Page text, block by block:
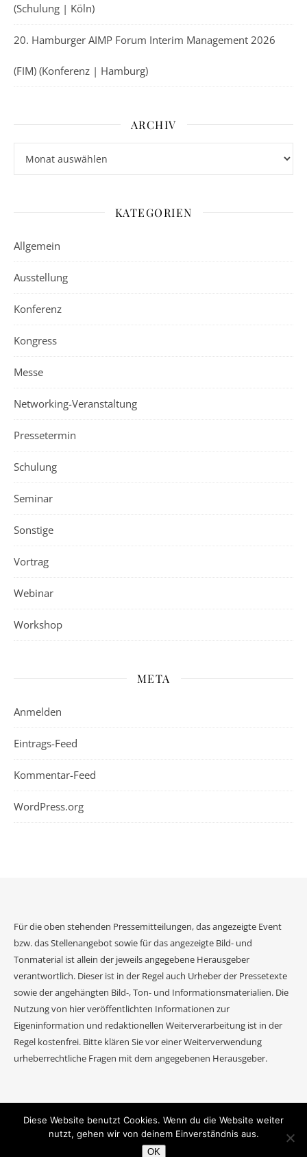
(Schulung | Köln)
20. Hamburger AIMP Forum Interim Management 2026
(FIM) (Konferenz | Hamburg)
ARCHIV
KATEGORIEN
Allgemein
Ausstellung
Konferenz
Kongress
Messe
Networking-Veranstaltung
Pressetermin
Schulung
Seminar
Sonstige
Vortrag
Webinar
Workshop
META
Anmelden
Eintrags-Feed
Kommentar-Feed
WordPress.org
Für die oben stehenden Pressemitteilungen, das angezeigte Event
bzw. das Stellenangebot sowie für das angezeigte Bild- und
Tonmaterial ist allein der jeweils angegebene Herausgeber
verantwortlich. Dieser ist in der Regel auch Urheber der Pressetexte
sowie der angehängten Bild-, Ton- und Informationsmaterialien. Die
Nutzung von hier veröffentlichten Informationen zur
Eigeninformation und redaktionellen Weiterverarbeitung ist in der
Regel kostenfrei. Bitte klären Sie vor einer Weiterverwendung
urheberrechtliche Fragen mit dem angegebenen Herausgeber.
2026 Event Journal ©.
Ashe Theme von
Diese Website benutzt Cookies. Wenn du die Website weiter
nutzt, gehen wir von deinem Einverständnis aus.
OK